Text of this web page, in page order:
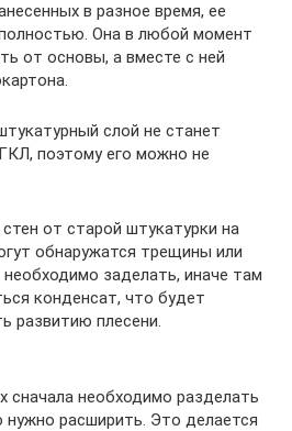
в разное время, ее
Она в любой момент
от основы, а вместе с ней
слой не станет
поэтому его можно не
от старой штукатурки на
обнаружатся трещины или
необходимо заделать, иначе там
конденсат, что будет
развитию плесени.
сначала необходимо разделать
расширить. Это делается